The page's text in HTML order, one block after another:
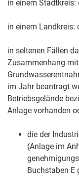
in einem
in einem Landkreis:
in seltenen Fällen
Zusammenhang
im Jahr beantragt
Betriebsgelände
Anlage vorhanden
die der
(Anlage im
Buchstaben E